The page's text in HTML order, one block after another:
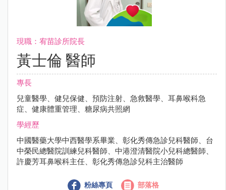
現職：宥苗診所院長
黃士倫 醫師
專長
兒童醫學、健兒保健、預防注射、急救醫學、耳鼻喉科急
症、健康體重管理、糖尿病共照網
學經歷
中國醫藥大學中西醫學系畢業、彰化秀傳急診兒科醫師、台
中榮民總醫院訓練兒科醫師、中港澄清醫院小兒科總醫師、
許慶芳耳鼻喉科主任、彰化秀傳急診兒科主治醫師
粉絲專頁 部落格